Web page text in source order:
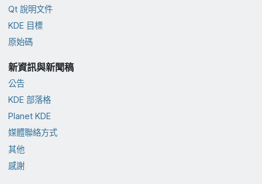
Qt 說明文件
KDE 目標
原始碼
新資訊與新聞稿
公告
KDE 部落格
Planet KDE
媒體聯絡方式
其他
感謝